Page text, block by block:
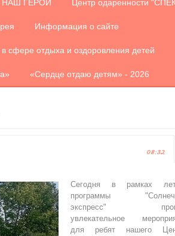
НАШ ГЕРОЙ Центр одаренности
Информация о сайте
сфере отдыха и оздоровления детей
«Сердце отдаю детям» - 2026
08:32
Сегодня в рамках
программы
экспресс"
увлекательное
для ребят нашего